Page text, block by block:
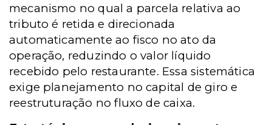
mecanismo no qual a parcela relativa ao
tributo é retida e direcionada
automaticamente ao fisco no ato da
operação, reduzindo o valor líquido
recebido pelo restaurante. Essa sistemática
exige planejamento no capital de giro e
reestruturação no fluxo de caixa.